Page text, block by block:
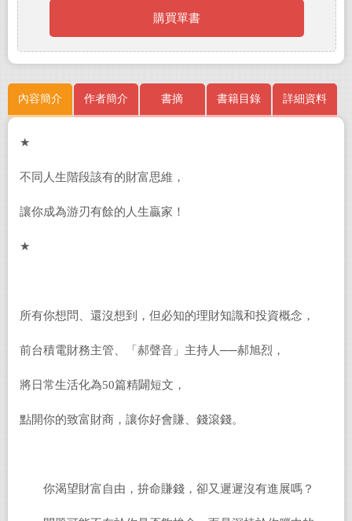
購買單書
內容簡介 作者簡介 書摘 書籍目錄 詳細資料
★
不同人生階段該有的財富思維，
讓你成為游刃有餘的人生贏家！
★
所有你想問、還沒想到，但必知的理財知識和投資概念，
前台積電財務主管、「郝聲音」主持人──郝旭烈，
將日常生活化為50篇精闢短文，
點開你的致富財商，讓你好會賺、錢滾錢。
你渴望財富自由，拚命賺錢，卻又遲遲沒有進展嗎？